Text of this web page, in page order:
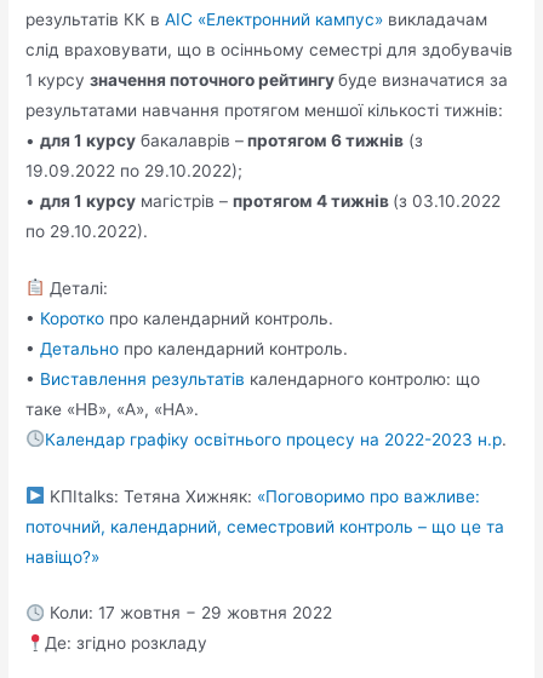
результатів КК вАІС «Електронний кампус» викладачам
слід враховувати, що в осінньому семестрі для здобувачів
1 курсузначення поточного рейтингубуде визначатися за
результатами навчання протягом меншої кількості тижнів:
•для 1 курсу бакалаврів –протягом 6 тижнів (з
19.09.2022 по 29.10.2022);
•для 1 курсу магістрів –протягом 4 тижнів (з 03.10.2022
по 29.10.2022).
Деталі:
• Коротко про календарний контроль.
• Детально про календарний контроль.
• Виставлення результатів календарного контролю: що
таке «НВ», «А», «НА».
Календар графіку освітнього процесу на 2022-2023 н.р.
KПItalks: Тетяна Хижняк: «Поговоримо про важливе:
поточний, календарний, семестровий контроль – що це та
навіщо?»
Коли: 17 жовтня − 29 жовтня 2022
Де: згідно розкладу